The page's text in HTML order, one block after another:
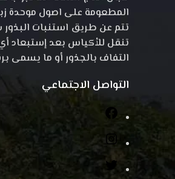
المطعومة على اصول موحدة
تتم عن طريق استنبات البذور
تنقل للأكياس بعد إستبعاد
التفاف بالجذور أو ما يسمى
التواصل الاجتماعي